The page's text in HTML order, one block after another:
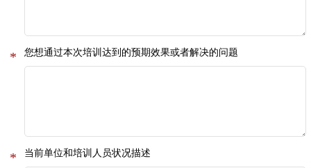
* 您想通过本次培训达到的预期效果或者解决的问题
* 当前单位和培训人员状况描述